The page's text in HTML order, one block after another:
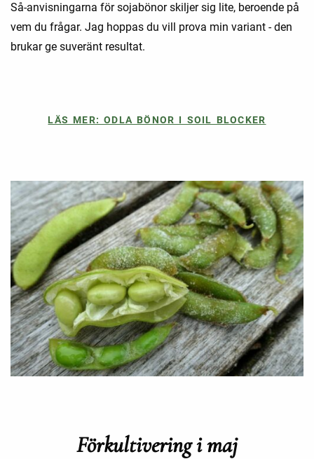
Så-anvisningarna för sojabönor skiljer sig lite, beroende på
vem du frågar. Jag hoppas du vill prova min variant - den
brukar ge suveränt resultat.
LÄS MER: ODLA BÖNOR I SOIL BLOCKER
Förkultivering i maj